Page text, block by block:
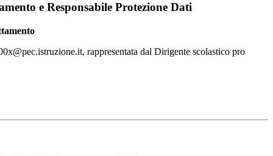
e Responsabile Protezione Dati
rappresentata dal Dirigente scolastico pro